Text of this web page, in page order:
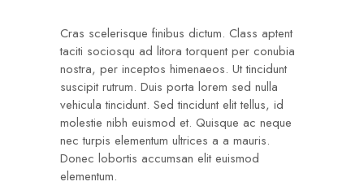
Cras scelerisque finibus dictum. Class aptent
taciti sociosqu ad litora torquent per conubia
nostra, per inceptos himenaeos. Ut tincidunt
suscipit rutrum. Duis porta lorem sed nulla
vehicula tincidunt. Sed tincidunt elit tellus, id
molestie nibh euismod et. Quisque ac neque
nec turpis elementum ultrices a a mauris.
Donec lobortis accumsan elit euismod
elementum.